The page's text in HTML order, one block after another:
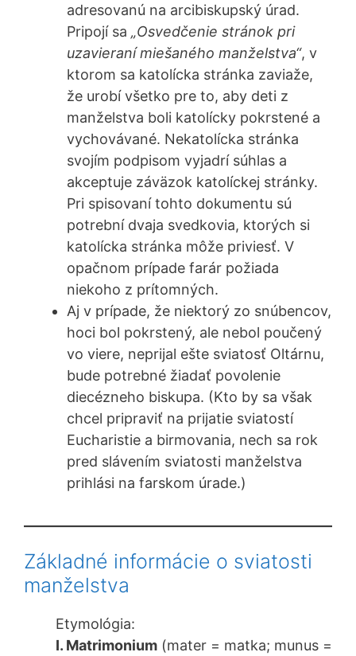
adresovanú na arcibiskupský úrad.
Pripojí sa „Osvedčenie stránok pri
uzavieraní miešaného manželstva“, v
ktorom sa katolícka stránka zaviaže,
že urobí všetko pre to, aby deti z
manželstva boli katolícky pokrstené a
vychovávané. Nekatolícka stránka
svojím podpisom vyjadrí súhlas a
akceptuje záväzok katolíckej stránky.
Pri spisovaní tohto dokumentu sú
potrební dvaja svedkovia, ktorých si
katolícka stránka môže priviesť. V
opačnom prípade farár požiada
niekoho z prítomných.
Aj v prípade, že niektorý zo snúbencov,
hoci bol pokrstený, ale nebol poučený
vo viere, neprijal ešte sviatosť Oltárnu,
bude potrebné žiadať povolenie
diecézneho biskupa. (Kto by sa však
chcel pripraviť na prijatie sviatostí
Eucharistie a birmovania, nech sa rok
pred slávením sviatosti manželstva
prihlási na farskom úrade.)
Základné informácie o sviatosti
manželstva
Etymológia:
I. Matrimonium (mater = matka; munus =